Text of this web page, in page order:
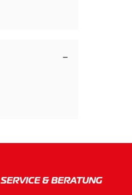
SERVICE & BERATUNG